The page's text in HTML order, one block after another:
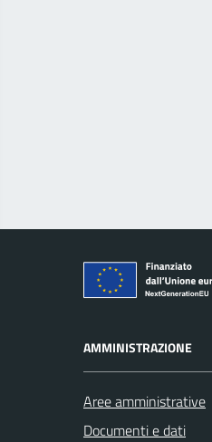
AMMINISTRAZIONE
Aree amministrative
Documenti e dati